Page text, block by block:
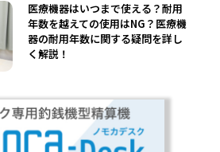
医療機器はいつまで使える？耐用
年数を越えての使用はNG？医療機
器の耐用年数に関する疑問を詳し
く解説！